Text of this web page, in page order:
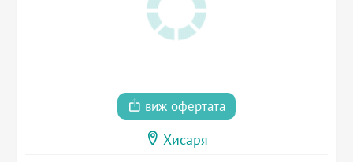
виж офертата
Хисаря